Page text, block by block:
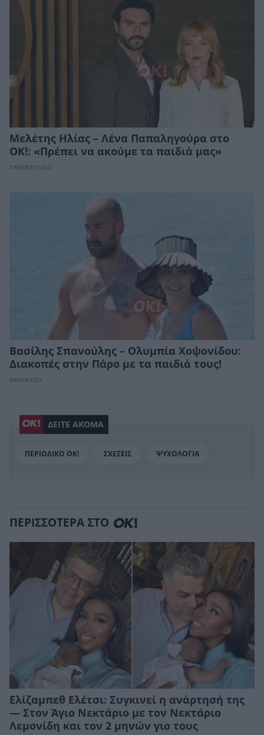
Μελέτης Ηλίας – Λένα Παπαληγούρα στο
ΟΚ!: «Πρέπει να ακούμε τα παιδιά μας»
ΣΥΝΕΝΤΕΥΞΕΙΣ
Βασίλης Σπανούλης – Ολυμπία Χοψονίδου:
Διακοπές στην Πάρο με τα παιδιά τους!
PAPARAZZI
ΔΕΙΤΕ ΑΚΟΜΑ
ΠΕΡΙΟΔΙΚΟ ΟΚ! ΣΧΕΣΕΙΣ ΨΥΧΟΛΟΓΙΑ
ΠΕΡΙΣΣΟΤΕΡΑ ΣΤΟ
Ελίζαμπεθ Ελέτσι: Συγκινεί η ανάρτησή της
— Στον Άγιο Νεκτάριο με τον Νεκτάριο
Λεμονίδη και τον 2 μηνών γιο τους